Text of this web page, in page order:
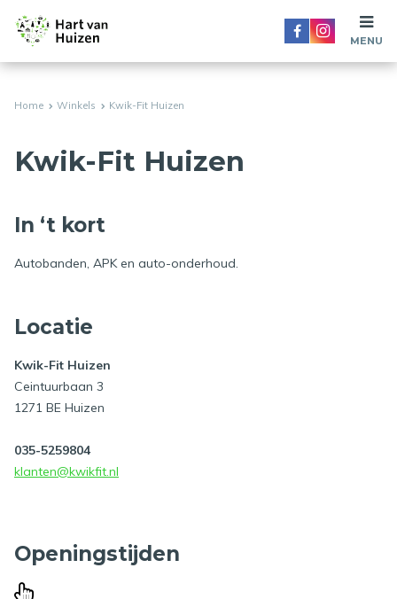
Home Winkels Kwik-Fit Huizen
Kwik-Fit Huizen
In ‘t kort
Autobanden, APK en auto-onderhoud.
Locatie
Kwik-Fit Huizen
Ceintuurbaan 3
1271 BE Huizen
035-5259804
klanten@kwikfit.nl
Openingstijden
MENU